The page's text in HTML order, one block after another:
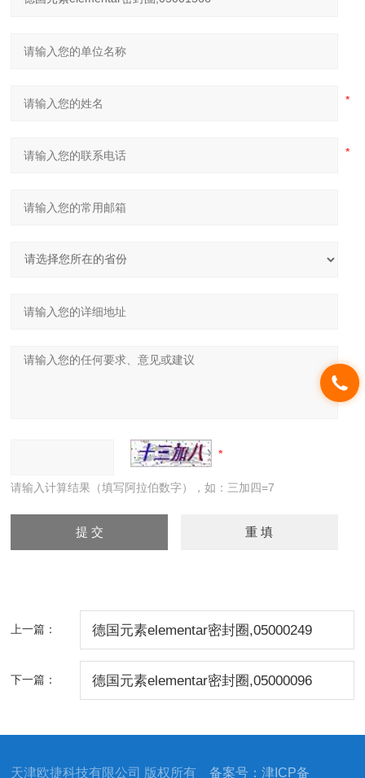
请输入计算结果（填写阿拉伯数字），如：三加四=7
上一篇： 德国元素elementar密封圈,05000249
下一篇： 德国元素elementar密封圈,05000096
天津欧捷科技有限公司 版权所有备案号：津ICP备